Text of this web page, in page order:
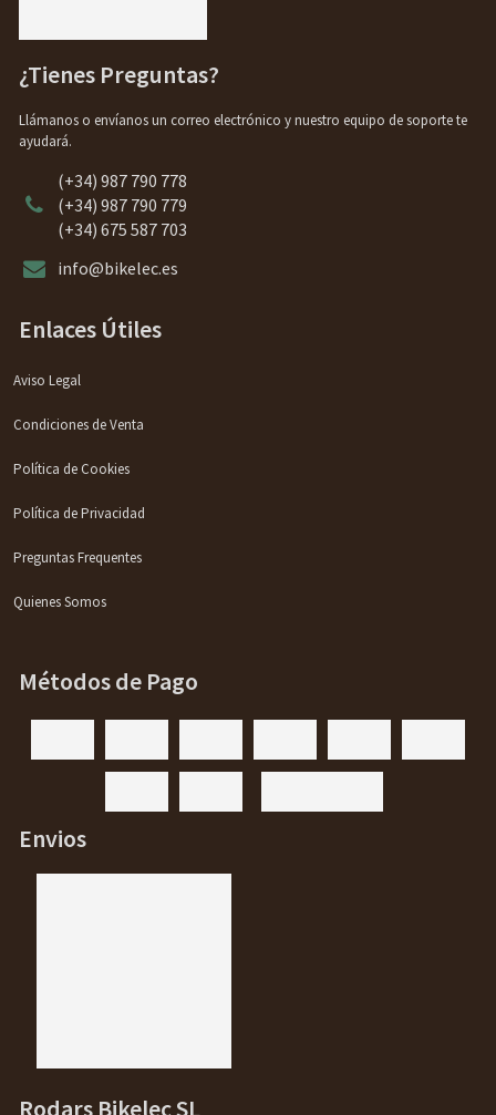
¿Tienes Preguntas?
Llámanos o envíanos un correo electrónico y nuestro equipo de soporte te
ayudará.
(+34) 987 790 778
(+34) 987 790 779
(+34) 675 587 703
info@bikelec.es
Enlaces Útiles
Aviso Legal
Condiciones de Venta
Política de Cookies
Política de Privacidad
Preguntas Frequentes
Quienes Somos
Métodos de Pago
Envios
Rodars Bikelec SL